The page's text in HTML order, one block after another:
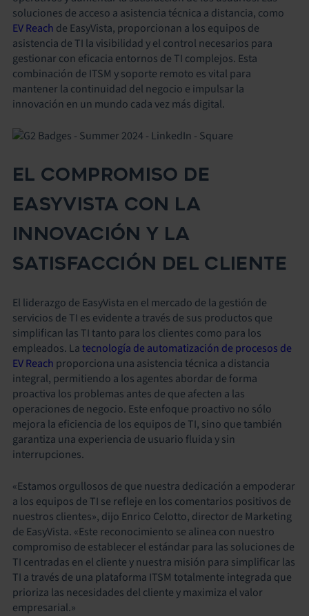
soluciones de acceso a asistencia técnica a distancia, como
EV Reach de EasyVista, proporcionan a los equipos de
asistencia de TI la visibilidad y el control necesarios para
gestionar con eficacia entornos de TI complejos. Esta
combinación de ITSM y soporte remoto es vital para
mantener la continuidad del negocio e impulsar la
innovación en un mundo cada vez más digital.
EL COMPROMISO DE
EASYVISTA CON LA
INNOVACIÓN Y LA
SATISFACCIÓN DEL CLIENTE
El liderazgo de EasyVista en el mercado de la gestión de
servicios de TI es evidente a través de sus productos que
simplifican las TI tanto para los clientes como para los
empleados. Latecnología de automatización de procesos de
EV Reach proporciona una asistencia técnica a distancia
integral, permitiendo a los agentes abordar de forma
proactiva los problemas antes de que afecten a las
operaciones de negocio. Este enfoque proactivo no sólo
mejora la eficiencia de los equipos de TI, sino que también
garantiza una experiencia de usuario fluida y sin
interrupciones.
«Estamos orgullosos de que nuestra dedicación a empoderar
a los equipos de TI se refleje en los comentarios positivos de
nuestros clientes», dijo Enrico Celotto, director de Marketing
de EasyVista. «Este reconocimiento se alinea con nuestro
compromiso de establecer el estándar para las soluciones de
TI centradas en el cliente y nuestra misión para simplificar las
TI a través de una plataforma ITSM totalmente integrada que
prioriza las necesidades del cliente y maximiza el valor
empresarial.»